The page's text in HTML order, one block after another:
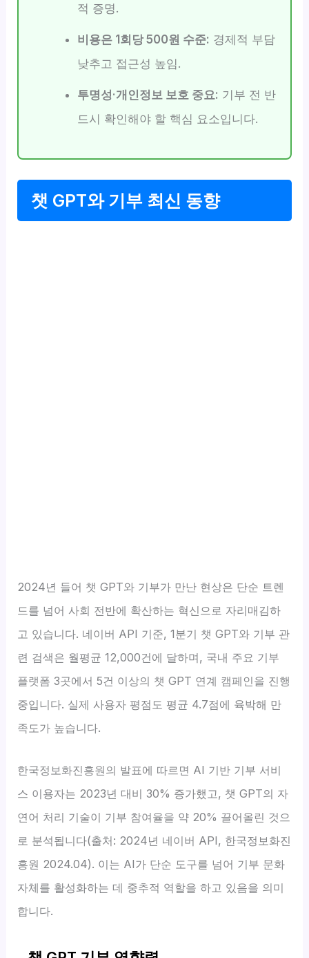
적 증명.
비용은 1회당 500원 수준: 경제적 부담
낮추고 접근성 높임.
투명성·개인정보 보호 중요: 기부 전 반
드시 확인해야 할 핵심 요소입니다.
챗 GPT와 기부 최신 동향
2024년 들어 챗 GPT와 기부가 만난 현상은 단순 트렌
드를 넘어 사회 전반에 확산하는 혁신으로 자리매김하
고 있습니다. 네이버 API 기준, 1분기 챗 GPT와 기부 관
련 검색은 월평균 12,000건에 달하며, 국내 주요 기부
플랫폼 3곳에서 5건 이상의 챗 GPT 연계 캠페인을 진행
중입니다. 실제 사용자 평점도 평균 4.7점에 육박해 만
족도가 높습니다.
한국정보화진흥원의 발표에 따르면 AI 기반 기부 서비
스 이용자는 2023년 대비 30% 증가했고, 챗 GPT의 자
연어 처리 기술이 기부 참여율을 약 20% 끌어올린 것으
로 분석됩니다(출처: 2024년 네이버 API, 한국정보화진
흥원 2024.04). 이는 AI가 단순 도구를 넘어 기부 문화
자체를 활성화하는 데 중추적 역할을 하고 있음을 의미
합니다.